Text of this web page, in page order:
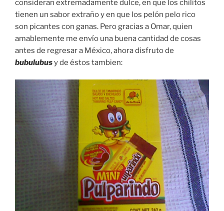
consideran extremadamente dulce, en que los chilitos
tienen un sabor extraño y en que los pelón pelo rico
son picantes con ganas. Pero gracias a Omar, quien
amablemente me envío una buena cantidad de cosas
antes de regresar a México, ahora disfruto de
bubulubusy de éstos tambien: